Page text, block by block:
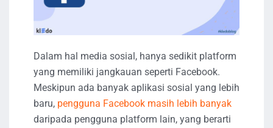
Dalam hal media sosial, hanya sedikit platform
yang memiliki jangkauan seperti Facebook.
Meskipun ada banyak aplikasi sosial yang lebih
baru, pengguna Facebook masih lebih banyak
daripada pengguna platform lain, yang berarti